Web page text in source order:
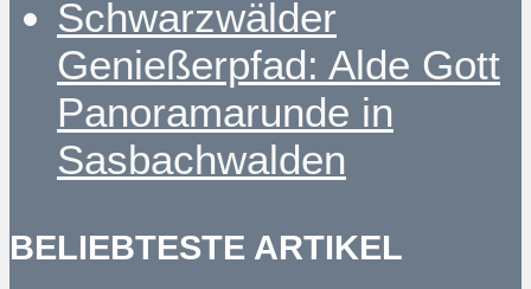
Schwarzwälder
Genießerpfad: Alde Gott
Panoramarunde in
Sasbachwalden
BELIEBTESTE ARTIKEL